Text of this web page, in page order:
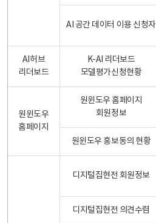
AI 공간 데이터 이용 신청자
AI허브
리더보드
K-AI 리더보드
모델평가신청현황
원윈도우
홈페이지
원윈도우 홈페이지
회원정보
원윈도우 홍보동의 현황
디지털집현전 회원정보
디지털집현전 의견수렴